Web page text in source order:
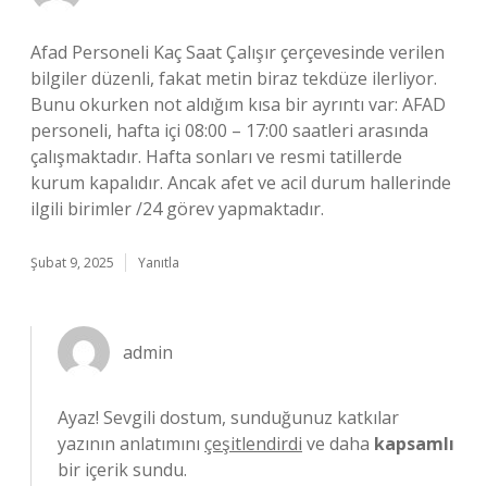
Afad Personeli Kaç Saat Çalışır çerçevesinde verilen
bilgiler düzenli, fakat metin biraz tekdüze ilerliyor.
Bunu okurken not aldığım kısa bir ayrıntı var: AFAD
personeli, hafta içi 08:00 – 17:00 saatleri arasında
çalışmaktadır. Hafta sonları ve resmi tatillerde
kurum kapalıdır. Ancak afet ve acil durum hallerinde
ilgili birimler /24 görev yapmaktadır.
Şubat 9, 2025 Yanıtla
admin
Ayaz! Sevgili dostum, sunduğunuz katkılar
yazının anlatımını çeşitlendirdi ve daha kapsamlı
bir içerik sundu.